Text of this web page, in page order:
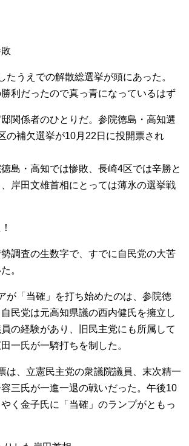
たうえでの解散総選挙が頭にあった。
利だったので真っ青になっているはず
関係者のひとりだ。参院徳島・高知選
の補欠選挙が10月22日に投開票され
島・高知では惨敗、長崎4区では辛勝と
岸田文雄首相にとっては薄氷の選挙戦
調査の生数字で、すでに自民党の大苦
。
が「当確」を打ち始めたのは、参院徳
民党は元高知県議の西内健氏を擁立し
の経験があり、旧民主党にも所属して
一氏が一騎打ちを制した。
は、立憲民主党の衆議院議員、末次精一
三氏が一進一退の戦いだった。午後10
く金子氏に「当確」のランプがともっ